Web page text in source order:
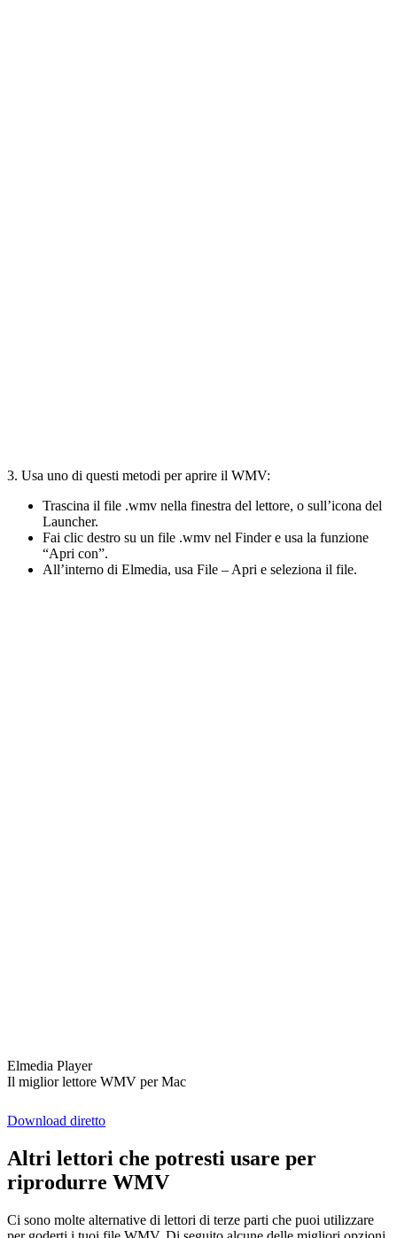
3. Usa uno di questi metodi per aprire il WMV:
Trascina il file .wmv nella finestra del lettore, o sull’icona del
Launcher.
Fai clic destro su un file .wmv nel Finder e usa la funzione
“Apri con”.
All’interno di Elmedia, usa File – Apri e seleziona il file.
Elmedia Player
Il miglior lettore WMV per Mac
Download diretto
Altri lettori che potresti usare per
riprodurre WMV
Ci sono molte alternative di lettori di terze parti che puoi utilizzare